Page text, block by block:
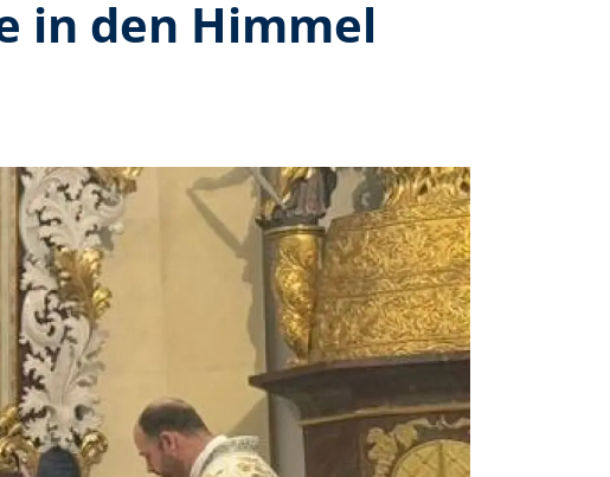
in den Himmel